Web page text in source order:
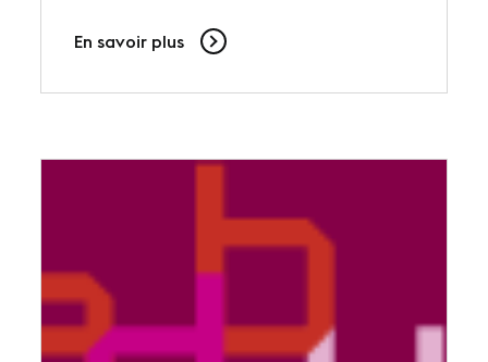
En savoir plus